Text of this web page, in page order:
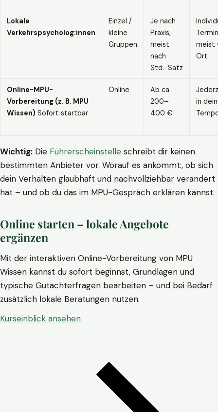
Lokale
Verkehrspsycholog:innen
Einzel /
kleine
Gruppen
Je nach
Praxis,
meist
nach
Std.-Satz
meist
Ort
Online-MPU-
Vorbereitung (z. B. MPU
Wissen) Sofort startbar
Online
Ab ca.
200–
400 €
in
Wichtig: Die Führerscheinstelle schreibt dir keinen
bestimmten Anbieter vor. Worauf es ankommt:, ob sich
dein Verhalten glaubhaft und nachvollziehbar verändert
hat – und ob du das im MPU-Gespräch erklären kannst.
Online starten – lokale Angebote
ergänzen
Mit der interaktiven Online-Vorbereitung von MPU
Wissen kannst du sofort beginnst, Grundlagen und
typische Gutachterfragen bearbeiten – und bei Bedarf
zusätzlich lokale Beratungen nutzen.
Kurseinblick ansehen